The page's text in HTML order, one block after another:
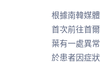
根據南韓媒
首次前往首
葉有一處異
於患者因症